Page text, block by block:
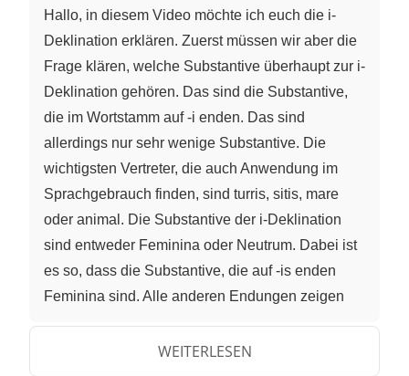
Hallo, in diesem Video möchte ich euch die i-
Deklination erklären. Zuerst müssen wir aber die
Frage klären, welche Substantive überhaupt zur i-
Deklination gehören. Das sind die Substantive,
die im Wortstamm auf -i enden. Das sind
allerdings nur sehr wenige Substantive. Die
wichtigsten Vertreter, die auch Anwendung im
Sprachgebrauch finden, sind turris, sitis, mare
oder animal. Die Substantive der i-Deklination
sind entweder Feminina oder Neutrum. Dabei ist
es so, dass die Substantive, die auf -is enden
Feminina sind. Alle anderen Endungen zeigen
einige Besonderheiten erklären. Zuerst das
WEITERLESEN